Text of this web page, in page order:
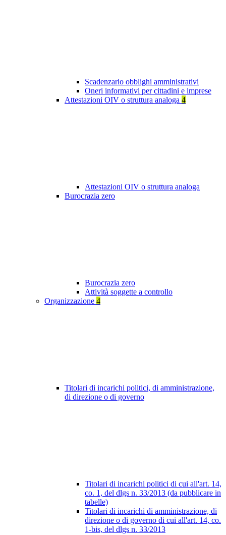
Scadenzario obblighi amministrativi
Oneri informativi per cittadini e imprese
Attestazioni OIV o struttura analoga 4
Attestazioni OIV o struttura analoga
Burocrazia zero
Burocrazia zero
Attività soggette a controllo
Organizzazione 4
Titolari di incarichi politici, di amministrazione,
di direzione o di governo
Titolari di incarichi politici di cui all'art. 14,
co. 1, del dlgs n. 33/2013 (da pubblicare in
tabelle)
Titolari di incarichi di amministrazione, di
direzione o di governo di cui all'art. 14, co.
1-bis, del dlgs n. 33/2013